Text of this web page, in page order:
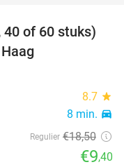
49%
40 of 60 stuks)
8.7 star
8 min. directions_car
Regulier €18,50
€9,40